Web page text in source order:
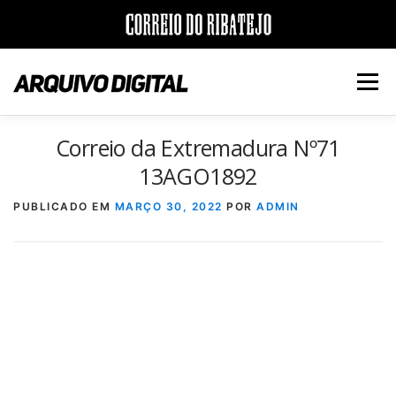
para
conteúdo
Menu
INÍCIO JORNAIS DÉCADAS
VERSÃO PDF E IMPRESSÃO
Correio da Extremadura Nº71
13AGO1892
PUBLICADO EM MARÇO 30, 2022 POR ADMIN